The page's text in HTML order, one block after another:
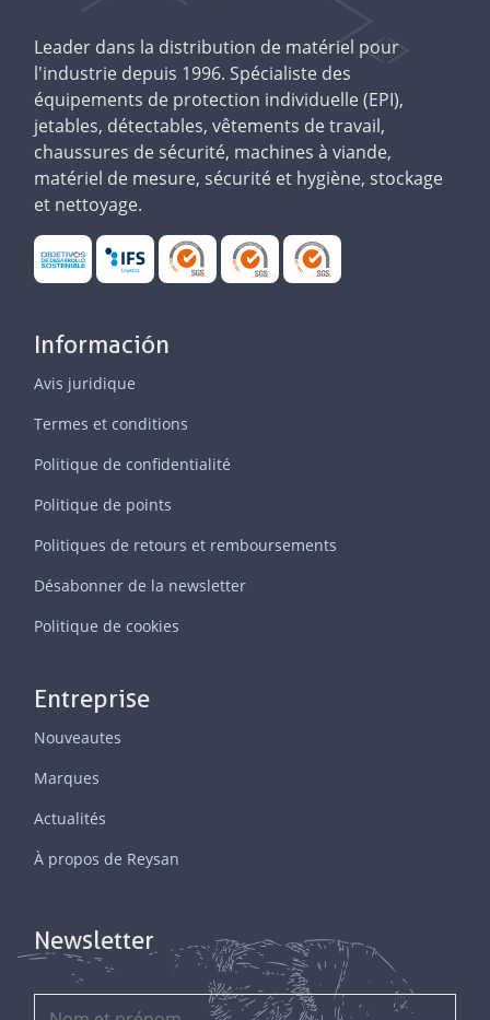
Leader dans la distribution de matériel pour
l'industrie depuis 1996. Spécialiste des
équipements de protection individuelle (EPI),
jetables, détectables, vêtements de travail,
chaussures de sécurité, machines à viande,
matériel de mesure, sécurité et hygiène, stockage
et nettoyage.
Información
Avis juridique
Termes et conditions
Politique de confidentialité
Politique de points
Politiques de retours et remboursements
Désabonner de la newsletter
Politique de cookies
Entreprise
Nouveautes
Marques
Actualités
À propos de Reysan
Newsletter